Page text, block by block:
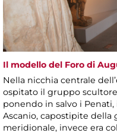
Il modello del Foro di
Nella nicchia centrale
ospitato il gruppo
ponendo in salvo i
Ascanio, capostipite della
meridionale, invece era